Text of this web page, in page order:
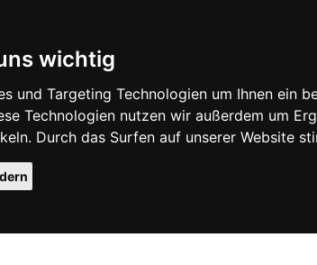
wichtig
und Targeting Technologien um Ihnen ein
Technologien nutzen wir außerdem um
Durch das Surfen auf unserer Website